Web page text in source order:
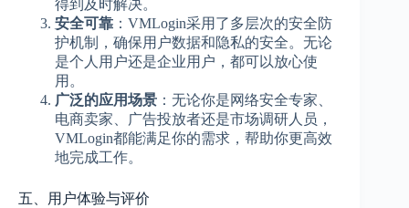
得到及时解决。
安全可靠 ：VMLogin采用了多层次的安全防
护机制，确保用户数据和隐私的安全。无论
是个人用户还是企业用户，都可以放心使
用。
广泛的应用场景 ：无论你是网络安全专家、
电商卖家、广告投放者还是市场调研人员，
VMLogin都能满足你的需求，帮助你更高效
地完成工作。
五、用户体验与评价